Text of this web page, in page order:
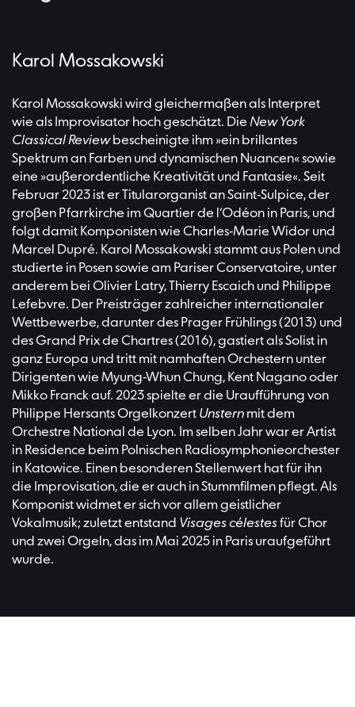
Karol Mossakowski
Karol Mossakowski wird gleichermaßen als Interpret
wie als Improvisator hoch geschätzt. Die New York
Classical Reviewbescheinigte ihm »ein brillantes
Spektrum an Farben und dynamischen Nuancen« sowie
eine »außerordentliche Kreativität und Fantasie«. Seit
Februar 2023 ist er Titularorganist an Saint-Sulpice, der
großen Pfarrkirche im Quartier de l‘Odéon in Paris, und
folgt damit Komponisten wie Charles-Marie Widor und
Marcel Dupré. Karol Mossakowski stammt aus Polen und
studierte in Posen sowie am Pariser Conservatoire, unter
anderem bei Olivier Latry, Thierry Escaich und Philippe
Lefebvre. Der Preisträger zahlreicher internationaler
Wettbewerbe, darunter des Prager Frühlings (2013) und
des Grand Prix de Chartres (2016), gastiert als Solist in
ganz Europa und tritt mit namhaften Orchestern unter
Dirigenten wie Myung-Whun Chung, Kent Nagano oder
Mikko Franck auf. 2023 spielte er die Uraufführung von
Philippe Hersants Orgelkonzert Unstern mit dem
Orchestre National de Lyon. Im selben Jahr war er Artist
in Residence beim Polnischen Radiosymphonieorchester
in Katowice. Einen besonderen Stellenwert hat für ihn
die Improvisation, die er auch in Stummfilmen pflegt. Als
Komponist widmet er sich vor allem geistlicher
Vokalmusik; zuletzt entstand Visages célestesfür Chor
und zwei Orgeln, das im Mai 2025 in Paris uraufgeführt
wurde.